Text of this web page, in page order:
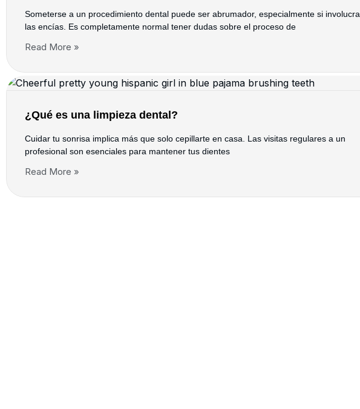
Someterse a un procedimiento dental puede ser abrumador, especialmente si involucra
las encías. Es completamente normal tener dudas sobre el proceso de
Read More »
¿Qué es una limpieza dental?
Cuidar tu sonrisa implica más que solo cepillarte en casa. Las visitas regulares a un
profesional son esenciales para mantener tus dientes
Read More »